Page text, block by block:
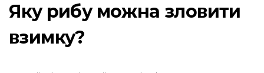
Яку рибу можна зловити
взимку?